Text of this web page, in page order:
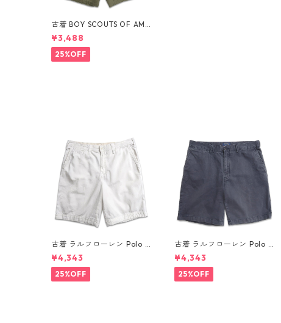
古着 BOY SCOUTS OF AME
RICA ボーイスカウト ショー
トパンツ グリーン系 表記：
34 gd409675n w60608
¥3,488
25%OFF
古着 ラルフローレン Polo R
alph Lauren チノ ノータッ
ク ショーツ ショートパンツ
ハーフパンツ ホワイト 表
記：W34 gd410365n w6
¥4,343
25%OFF
古着 ラルフローレン Polo R
alph Lauren チノ ノータッ
ク ショーツ ショートパンツ
ハーフパンツ ネイビー系 表
記：W34 gd410364n w6
¥4,343
25%OFF